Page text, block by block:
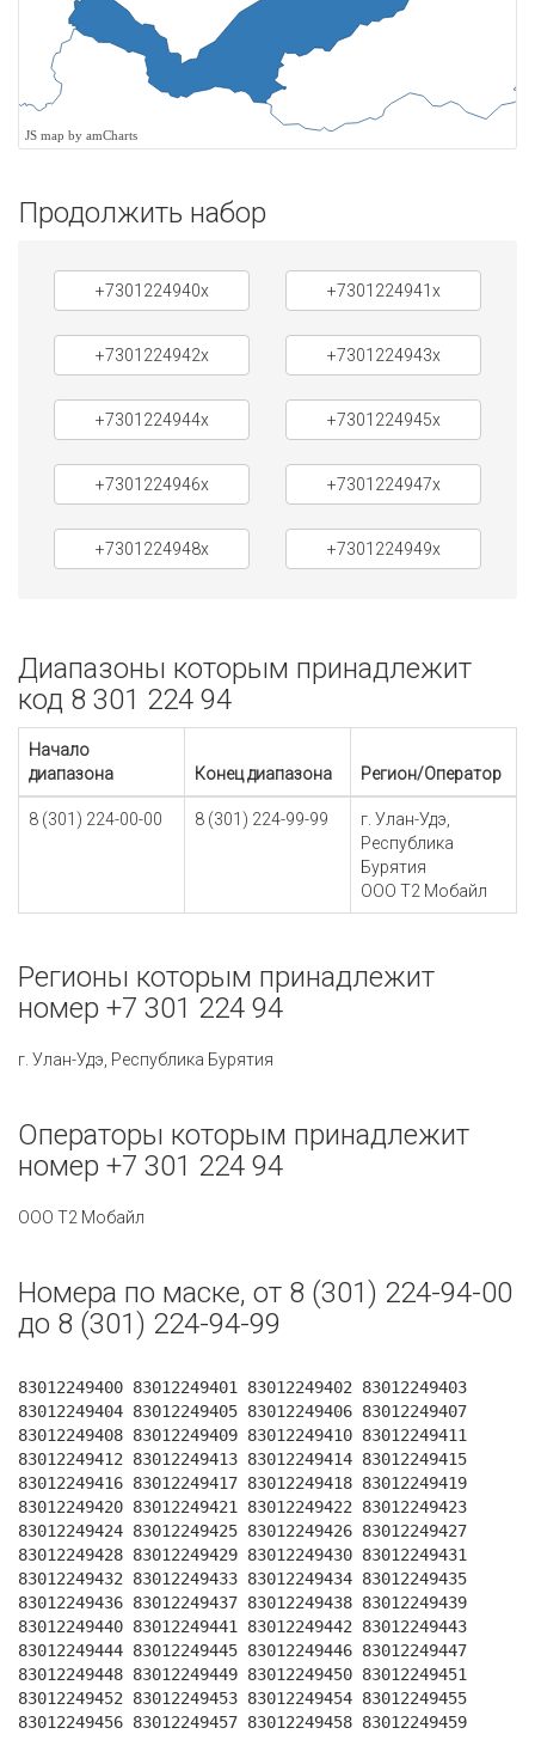
JS map by amCharts
Продолжить набор
+7301224940x +7301224941x
+7301224942x +7301224943x
+7301224944x +7301224945x
+7301224946x +7301224947x
+7301224948x +7301224949x
Диапазоны которым принадлежит
код 8 301 224 94
Начало
диапазона
Конец диапазона Регион/Оператор
8 (301) 224-00-00 8 (301) 224-99-99
г. Улан-Удэ,
Республика
Бурятия
ООО Т2 Мобайл
Регионы которым принадлежит
номер +7 301 224 94
г. Улан-Удэ, Республика Бурятия
Операторы которым принадлежит
номер +7 301 224 94
ООО Т2 Мобайл
Номера по маске, от 8 (301) 224-94-00
до 8 (301) 224-94-99
83012249400 83012249401 83012249402 83012249403
83012249404 83012249405 83012249406 83012249407
83012249408 83012249409 83012249410 83012249411
83012249412 83012249413 83012249414 83012249415
83012249416 83012249417 83012249418 83012249419
83012249420 83012249421 83012249422 83012249423
83012249424 83012249425 83012249426 83012249427
83012249428 83012249429 83012249430 83012249431
83012249432 83012249433 83012249434 83012249435
83012249436 83012249437 83012249438 83012249439
83012249440 83012249441 83012249442 83012249443
83012249444 83012249445 83012249446 83012249447
83012249448 83012249449 83012249450 83012249451
83012249452 83012249453 83012249454 83012249455
83012249456 83012249457 83012249458 83012249459